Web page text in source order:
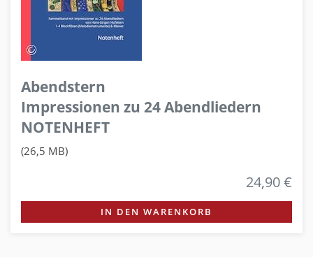
Abendstern
Impressionen zu 24 Abendliedern
NOTENHEFT
(26,5 MB)
24,90 €
IN DEN WARENKORB